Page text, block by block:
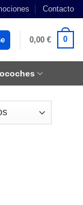
Contacto
0,00 € 0